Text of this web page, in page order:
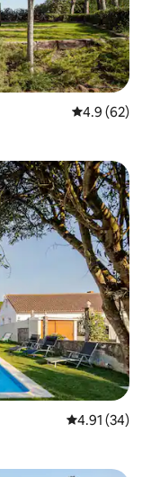
평점 4.9점(5
4.9 (62)
평점 4.91점
4.91 (34)